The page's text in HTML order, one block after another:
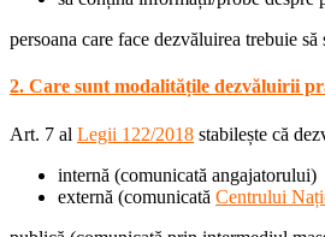
persoana care face dezvăluirea trebuie
2. Care sunt modalitățile dezvăluirii
Art. 7 al Legii 122/2018 stabilește că
internă (comunicată angajatorului)
externă (comunicată Centrului